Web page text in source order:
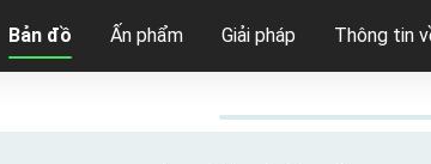
Bản đồ Ấn phẩm Giải pháp Thông tin